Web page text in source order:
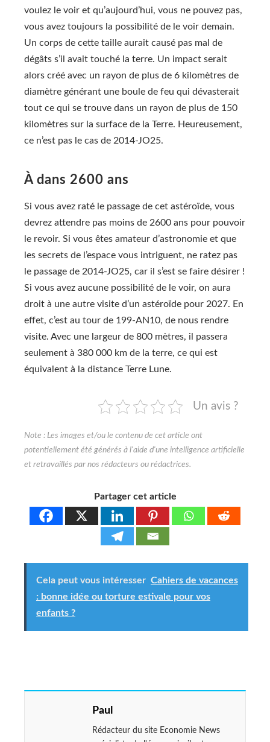
voulez le voir et qu’aujourd’hui, vous ne pouvez pas,
vous avez toujours la possibilité de le voir demain.
Un corps de cette taille aurait causé pas mal de
dégâts s’il avait touché la terre. Un impact serait
alors créé avec un rayon de plus de 6 kilomètres de
diamètre générant une boule de feu qui dévasterait
tout ce qui se trouve dans un rayon de plus de 150
kilomètres sur la surface de la Terre. Heureusement,
ce n’est pas le cas de 2014-JO25.
À dans 2600 ans
Si vous avez raté le passage de cet astéroïde, vous
devrez attendre pas moins de 2600 ans pour pouvoir
le revoir. Si vous êtes amateur d’astronomie et que
les secrets de l’espace vous intriguent, ne ratez pas
le passage de 2014-JO25, car il s’est se faire désirer !
Si vous avez aucune possibilité de le voir, on aura
droit à une autre visite d’un astéroïde pour 2027. En
effet, c’est au tour de 199-AN10, de nous rendre
visite. Avec une largeur de 800 mètres, il passera
seulement à 380 000 km de la terre, ce qui est
équivalent à la distance Terre Lune.
Un avis ?
Partager cet article
Cela peut vous intéresser Cahiers de vacances
: bonne idée ou torture estivale pour vos
enfants ?
Paul
Rédacteur du site Economie News